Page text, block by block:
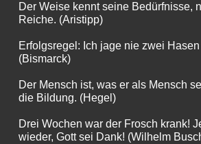
Der Weise kennt seine Bedürfnisse,
Reiche. (Aristipp)
Erfolgsregel: Ich jage nie zwei
(Bismarck)
Der Mensch ist, was er als Mensch
die Bildung. (Hegel)
Drei Wochen war der Frosch krank!
wieder, Gott sei Dank! (Wilhelm